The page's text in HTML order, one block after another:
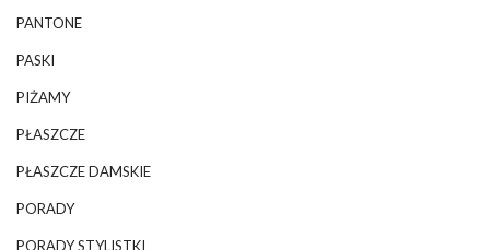
PANTONE
PASKI
PIŻAMY
PŁASZCZE
PŁASZCZE DAMSKIE
PORADY
PORADY STYLISTKI